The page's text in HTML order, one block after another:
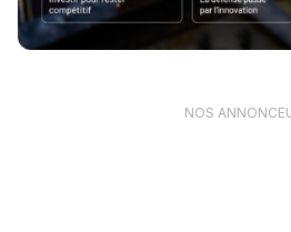
NOS